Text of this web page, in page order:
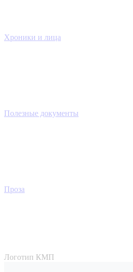
Хроники и лица
Полезные документы
Проза
Логотип КМП